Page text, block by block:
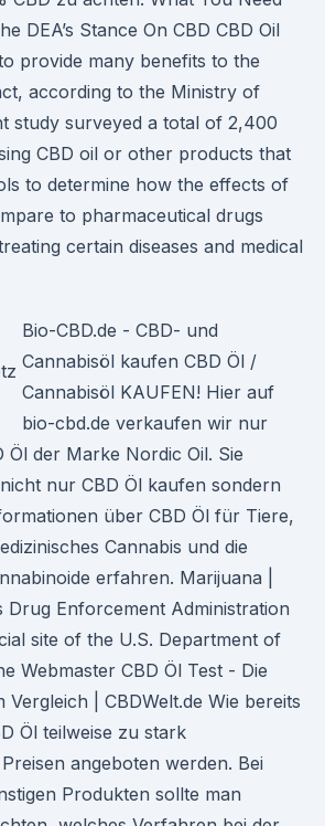
DEA’s Stance On CBD CBD Oil
provide many benefits to the
according to the Ministry of
study surveyed a total of 2,400
CBD oil or other products that
to determine how the effects of
to pharmaceutical drugs
certain diseases and medical
Bio-CBD.de - CBD- und
Cannabisöl kaufen CBD Öl /
Cannabisöl KAUFEN! Hier auf
bio-cbd.de verkaufen wir nur
Öl der Marke Nordic Oil. Sie
nur CBD Öl kaufen sondern
über CBD Öl für Tiere,
Cannabis und die
erfahren. Marijuana |
Drug Enforcement Administration
site of the U.S. Department of
Webmaster CBD Öl Test - Die
Vergleich | CBDWelt.de Wie bereits
Öl teilweise zu stark
angeboten werden. Bei
Produkten sollte man